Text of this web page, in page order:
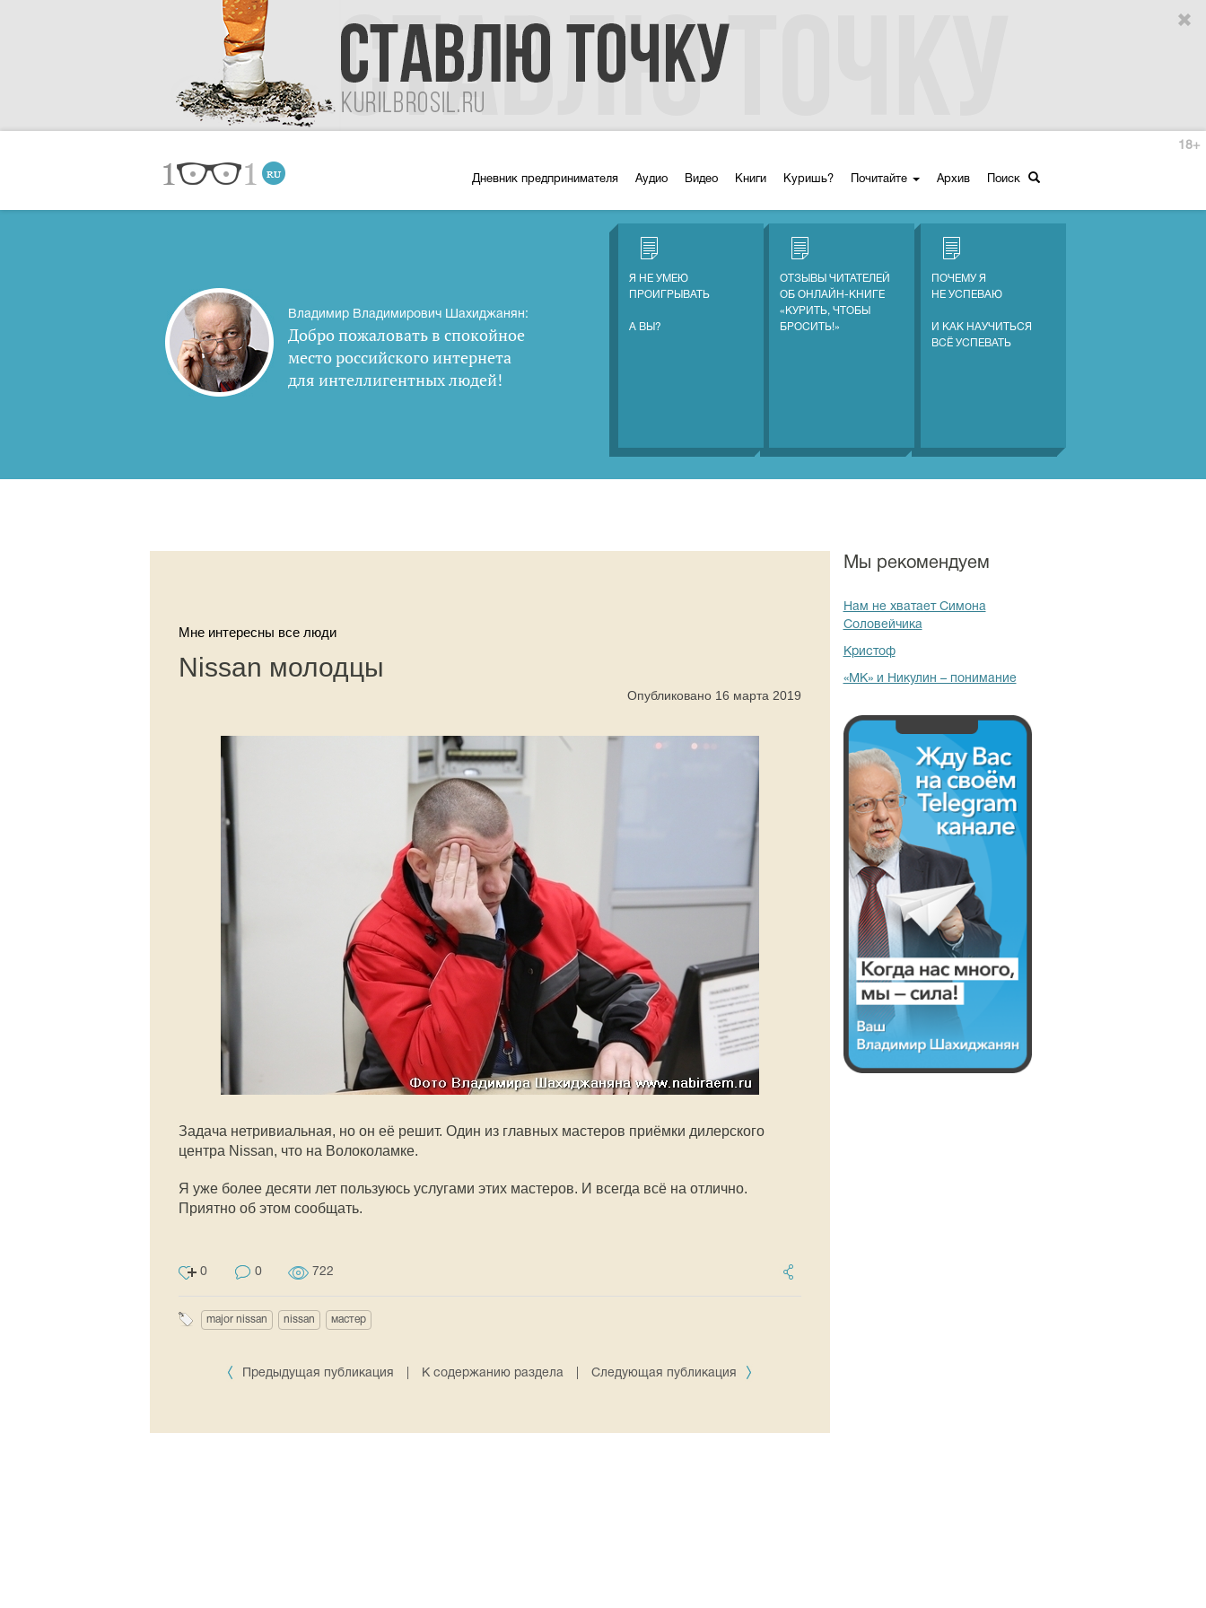
Дневник предпринимателя Аудио Видео Книги Куришь? Почитайте Архив Поиск
18+
Владимир Владимирович Шахиджанян:
Добро пожаловать в спокойное
место российского интернета
для интеллигентных людей!
Я НЕ УМЕЮ
ПРОИГРЫВАТЬ
А ВЫ?
ОТЗЫВЫ ЧИТАТЕЛЕЙ
ОБ ОНЛАЙН-КНИГЕ
«КУРИТЬ, ЧТОБЫ
БРОСИТЬ!»
ПОЧЕМУ Я
НЕ УСПЕВАЮ
И КАК НАУЧИТЬСЯ
ВСЁ УСПЕВАТЬ
Мне интересны все люди
Nissan молодцы
Опубликовано 16 марта 2019
Задача нетривиальная, но он её решит. Один из главных мастеров приёмки дилерского
центра Nissan, что на Волоколамке.
Я уже более десяти лет пользуюсь услугами этих мастеров. И всегда всё на отлично.
Приятно об этом сообщать.
0 0 722
major nissan nissan мастер
Предыдущая публикация К содержанию раздела Следующая публикация
Мы рекомендуем
Нам не хватает Симона
Соловейчика
Кристоф
«МК» и Никулин – понимание